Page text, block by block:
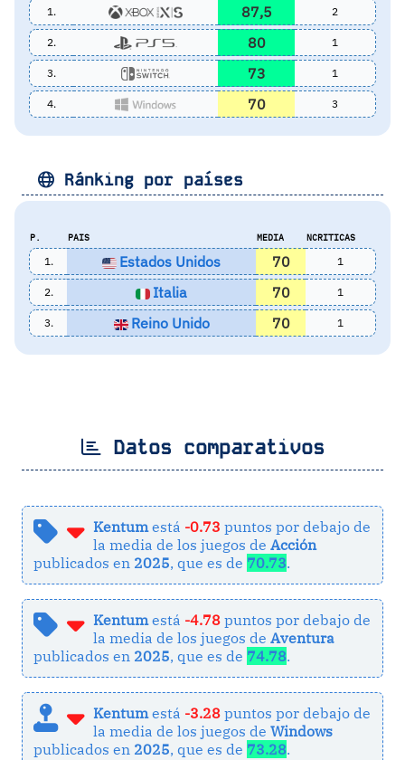
1. 87,5 2
2. 80 1
3. 73 1
4. 70 3
Ránking por países
P. PAIS MEDIA NCRITICAS
1. Estados Unidos 70 1
2. Italia 70 1
3. Reino Unido 70 1
Datos comparativos
Kentumestá -0.73 puntos por debajo de
la media de los juegos deAcción
publicados en 2025, que es de 70.73.
Kentumestá -4.78 puntos por debajo de
la media de los juegos deAventura
publicados en 2025, que es de 74.78.
Kentumestá -3.28 puntos por debajo de
la media de los juegos deWindows
publicados en 2025, que es de 73.28.